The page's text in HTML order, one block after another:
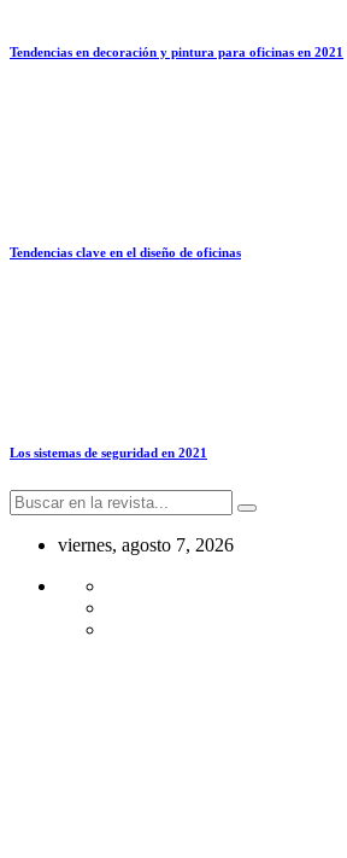
Tendencias en decoración y pintura para oficinas en 2021
Tendencias clave en el diseño de oficinas
Los sistemas de seguridad en 2021
viernes, agosto 7, 2026